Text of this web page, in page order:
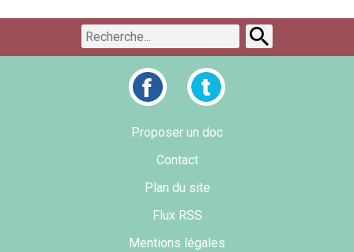
Proposer un doc
Contact
Plan du site
Flux RSS
Mentions légales